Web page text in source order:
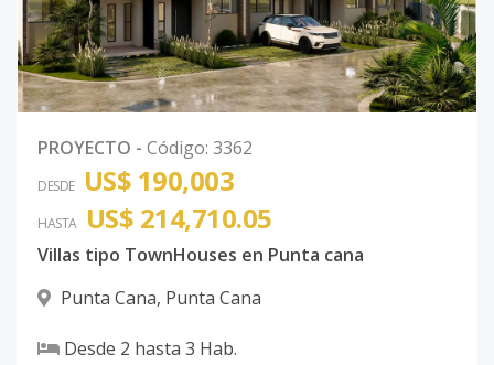
PROYECTO - Código: 3362
DESDE US$ 190,003
HASTA US$ 214,710.05
Villas tipo TownHouses en Punta cana
Punta Cana, Punta Cana
Desde 2 hasta 3 Hab.